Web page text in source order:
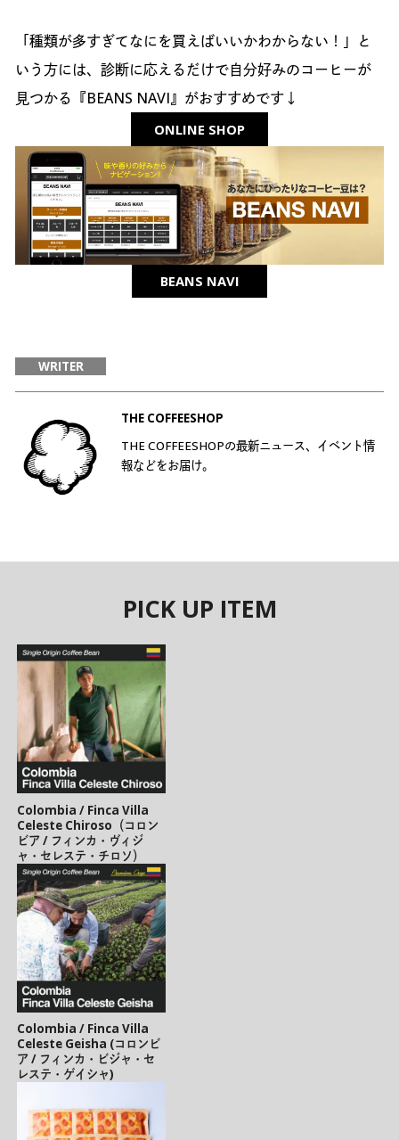
「種類が多すぎてなにを買えばいいかわからない！」と
いう方には、診断に応えるだけで自分好みのコーヒーが
見つかる『BEANS NAVI』がおすすめです↓
ONLINE SHOP
BEANS NAVI
WRITER
THE COFFEESHOP
THE COFFEESHOPの最新ニュース、イベント情
報などをお届け。
PICK UP ITEM
Colombia / Finca Villa
Celeste Chiroso（コロン
ビア / フィンカ・ヴィジ
ャ・セレステ・チロソ）
Colombia / Finca Villa
Celeste Geisha (コロンビ
ア / フィンカ・ビジャ・セ
レステ・ゲイシャ)